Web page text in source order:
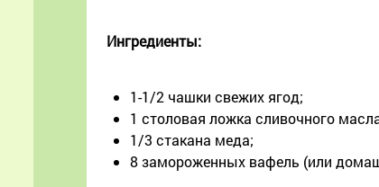
Ингредиенты:
1-1/2 чашки свежих ягод;
1 столовая ложка сливочного
1/3 стакана меда;
8 замороженных вафель (или